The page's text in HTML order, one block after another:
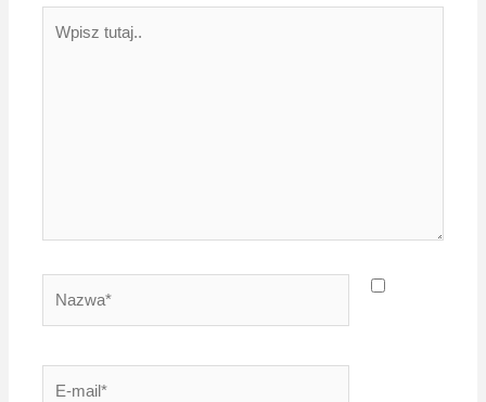
tutaj..